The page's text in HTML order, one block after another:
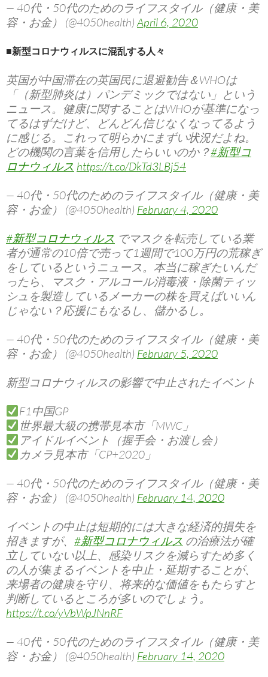
— 40代・50代のためのライフスタイル（健康・美
容・お金） (@4050health)April 6, 2020
■新型コロナウィルスに混乱する人々
英国が中国滞在の英国民に退避勧告＆WHOは
「（新型肺炎は）パンデミックではない」という
ニュース。健康に関することはWHOが基準になっ
てるはずだけど、どんどん信じなくなってるよう
に感じる。これって明らかにまずい状況だよね。
どの機関の言葉を信用したらいいのか？#新型コ
ロナウィルス https://t.co/DkTd3LBj54
— 40代・50代のためのライフスタイル（健康・美
容・お金） (@4050health) February 4, 2020
#新型コロナウィルス でマスクを転売している業
者が通常の10倍で売って1週間で100万円の荒稼ぎ
をしているというニュース。本当に稼ぎたいんだ
ったら、マスク・アルコール消毒液・除菌ティッ
シュを製造しているメーカーの株を買えばいいん
じゃない？応援にもなるし、儲かるし。
— 40代・50代のためのライフスタイル（健康・美
容・お金） (@4050health) February 5, 2020
新型コロナウィルスの影響で中止されたイベント
F1中国GP
世界最大級の携帯見本市「MWC」
アイドルイベント（握手会・お渡し会）
カメラ見本市「CP+2020」
— 40代・50代のためのライフスタイル（健康・美
容・お金） (@4050health) February 14, 2020
イベントの中止は短期的には大きな経済的損失を
招きますが、 #新型コロナウィルス の治療法が確
立していない以上、感染リスクを減らすため多く
の人が集まるイベントを中止・延期することが、
来場者の健康を守り、将来的な価値をもたらすと
判断しているところが多いのでしょう。
https://t.co/yVbWpJNnRF
— 40代・50代のためのライフスタイル（健康・美
容・お金） (@4050health) February 14, 2020